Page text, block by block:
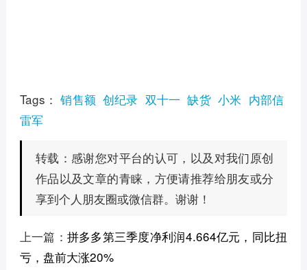
Tags：销售额 创纪录 双十一 缺货 小米 内部信
雷军
转载： 感谢您对平台的认可，以及对我们原创
作品以及文章的青睐，方便请推荐给朋友或分
享到个人朋友圈或微信群。谢谢！
上一篇： 拼多多第三季度净利润4.664亿元，同比扭
亏，盘前大涨20%